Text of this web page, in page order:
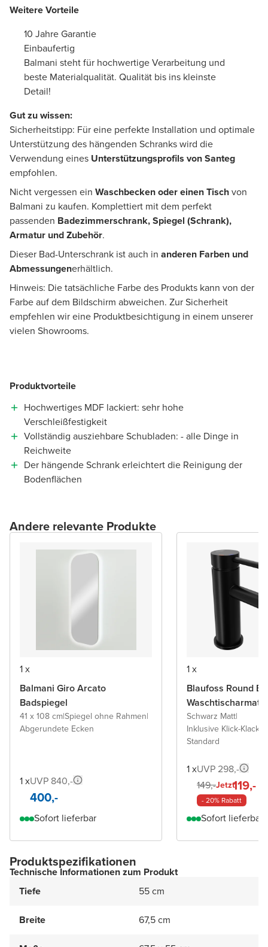
Weitere Vorteile
10 Jahre Garantie
Einbaufertig
Balmani steht für hochwertige Verarbeitung und
beste Materialqualität. Qualität bis ins kleinste
Detail!
Gut zu wissen:
Sicherheitstipp: Für eine perfekte Installation und optimale
Unterstützung des hängenden Schranks wird die
Verwendung eines Unterstützungsprofils von Santeg
empfohlen.
Nicht vergessen ein Waschbecken oder einen Tischvon
Balmani zu kaufen. Komplettiert mit dem perfekt
passenden Badezimmerschrank, Spiegel (Schrank),
Armatur und Zubehör.
Dieser Bad-Unterschrank ist auch in anderen Farben und
Abmessungenerhältlich.
Hinweis: Die tatsächliche Farbe des Produkts kann von der
Farbe auf dem Bildschirm abweichen. Zur Sicherheit
empfehlen wir eine Produktbesichtigung in einem unserer
vielen Showrooms.
Produktvorteile
Hochwertiges MDF lackiert: sehr hohe
Verschleißfestigkeit
Vollständig ausziehbare Schubladen: - alle Dinge in
Reichweite
Der hängende Schrank erleichtert die Reinigung der
Bodenflächen
Andere relevante Produkte
1 x
Balmani Giro Arcato
Badspiegel
41 x 108 cm|Spiegel ohne Rahmen|
Abgerundete Ecken
1 xUVP 840,-
400,-
Sofort lieferbar
1 x
Blaufoss Round
Schwarz Matt|
Inklusive Klick-Klack
Standard
1 xUVP 298,-
149,-Jetzt119,-
- 20% Rabatt
Sofort lieferbar
Produktspezifikationen
Technische Informationen zum Produkt
Tiefe
55 cm
Breite 67,5 cm